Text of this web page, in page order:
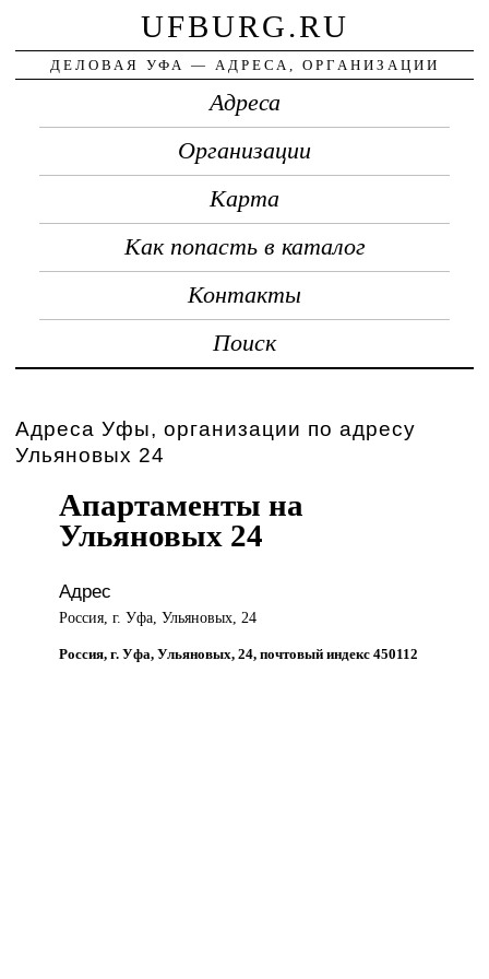
UFBURG.RU
ДЕЛОВАЯ УФА — АДРЕСА, ОРГАНИЗАЦИИ
Адреса
Организации
Карта
Как попасть в каталог
Контакты
Поиск
Адреса Уфы, организации по адресу
Ульяновых 24
Апартаменты на
Ульяновых 24
Адрес
Россия, г. Уфа, Ульяновых, 24
Россия, г. Уфа, Ульяновых, 24, почтовый индекс 450112